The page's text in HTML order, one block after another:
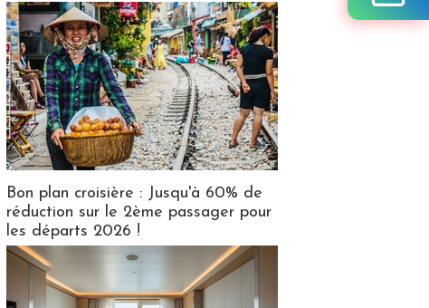
Bon plan croisière : Jusqu'à 60% de
réduction sur le 2ème passager pour
les départs 2026 !